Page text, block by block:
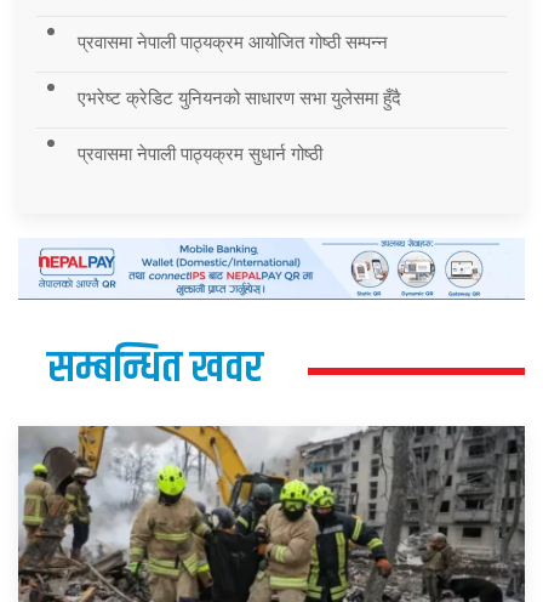
प्रवासमा नेपाली पाठ्यक्रम आयोजित गोष्ठी सम्पन्न
एभरेष्ट क्रेडिट युनियनको साधारण सभा युलेसमा हुँदै
प्रवासमा नेपाली पाठ्यक्रम सुधार्न गोष्ठी
सम्बन्धित खवर